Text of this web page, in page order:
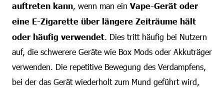
auftreten kann, wenn man ein Vape-Gerät oder
eine E-Zigarette über längere Zeiträume hält
oder häufig verwendet. Dies tritt häufig bei Nutzern
auf, die schwerere Geräte wie Box Mods oder Akkuträger
verwenden. Die repetitive Bewegung des Verdampfens,
bei der das Gerät wiederholt zum Mund geführt wird,